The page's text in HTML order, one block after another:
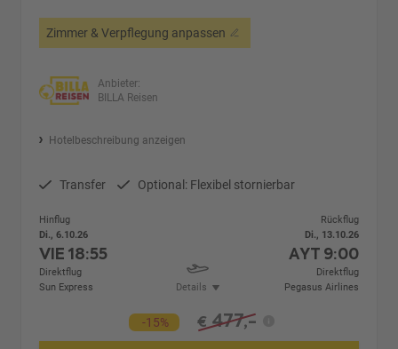
Zimmer & Verpflegung anpassen
Anbieter:
BILLA Reisen
Hotelbeschreibung anzeigen
Transfer Optional: Flexibel stornierbar
Hinflug
Di., 6.10.26
VIE18:55
Direktflug
Sun Express
Details
Rückflug
Di., 13.10.26
AYT 9:00
Direktflug
Pegasus Airlines
-15% € 477,-